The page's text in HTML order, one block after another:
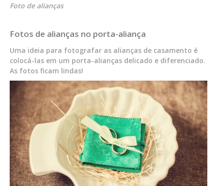
Foto de alianças
Fotos de alianças no porta-aliança
Uma ideia para fotografar as alianças de casamento é
colocá-las em um porta-alianças delicado e diferenciado.
As fotos ficam lindas!